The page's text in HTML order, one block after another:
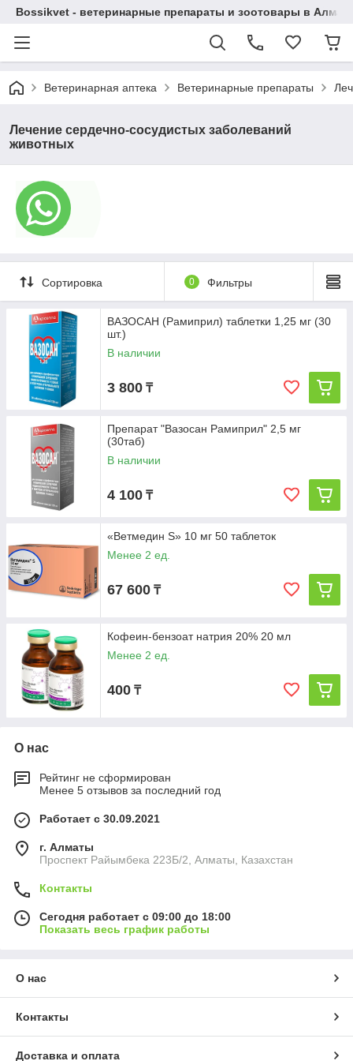
Bossikvet - ветеринарные препараты и зоотовары в
Ветеринарная аптека Ветеринарные препараты
Лечение сердечно-сосудистых заболеваний
животных
Сортировка 0 Фильтры
ВАЗОСАН (Рамиприл) таблетки 1,25 мг (30
шт.)
В наличии
3 800 ₸
Препарат "Вазосан Рамиприл" 2,5 мг
(30таб)
В наличии
4 100 ₸
«Ветмедин S» 10 мг 50 таблеток
Менее 2 ед.
67 600 ₸
Кофеин-бензоат натрия 20% 20 мл
Менее 2 ед.
400 ₸
О нас
Рейтинг не сформирован
Менее 5 отзывов за последний год
Работает с 30.09.2021
г. Алматы
Проспект Райымбека 223Б/2, Алматы, Казахстан
Контакты
Сегодня работает с 09:00 до 18:00
Показать весь график работы
О нас
Контакты
Доставка и оплата